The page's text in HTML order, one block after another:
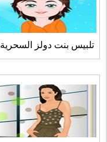
تلبيس بنت دولز السحرية